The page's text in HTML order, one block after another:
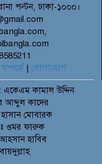
পল্টন, ঢাকা-১০০০।
| যোগাযোগ
: একেএম কামাল উদ্দিন
আব্দুল কাদের
মোবারক
ওমর ফারুক
হাবিব